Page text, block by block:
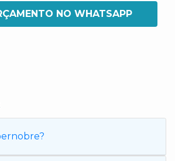
NO WHATSAPP